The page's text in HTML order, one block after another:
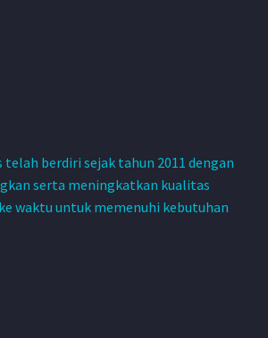
berdiri sejak tahun 2011 dengan
serta meningkatkan kualitas
waktu untuk memenuhi kebutuhan